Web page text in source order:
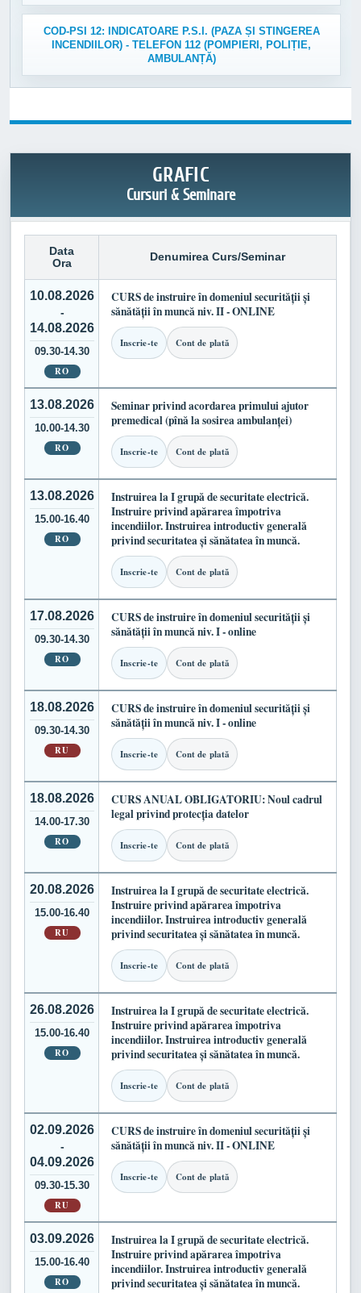
COD-PSI 12: INDICATOARE P.S.I. (PAZA ȘI STINGEREA
INCENDIILOR) - TELEFON 112 (POMPIERI, POLIȚIE,
AMBULANȚĂ)
GRAFIC
Cursuri & Seminare
Data
Ora
Denumirea Curs/Seminar
10.08.2026
-
14.08.2026
09.30-14.30
RO
CURS de instruire în domeniul securității și
sănătății în muncă niv. II - ONLINE
Inscrie-te Cont de plată
13.08.2026
10.00-14.30
RO
Seminar privind acordarea primului ajutor
premedical (pînă la sosirea ambulanței)
Inscrie-te Cont de plată
13.08.2026
15.00-16.40
RO
Instruirea la I grupă de securitate electrică.
Instruire privind apărarea împotriva
incendiilor. Instruirea introductiv generală
privind securitatea și sănătatea în muncă.
Inscrie-te Cont de plată
17.08.2026
09.30-14.30
RO
CURS de instruire în domeniul securității și
sănătății în muncă niv. I - online
Inscrie-te Cont de plată
18.08.2026
09.30-14.30
RU
CURS de instruire în domeniul securității și
sănătății în muncă niv. I - online
Inscrie-te Cont de plată
18.08.2026
14.00-17.30
RO
CURS ANUAL OBLIGATORIU: Noul cadrul
legal privind protecția datelor
Inscrie-te Cont de plată
20.08.2026
15.00-16.40
RU
Instruirea la I grupă de securitate electrică.
Instruire privind apărarea împotriva
incendiilor. Instruirea introductiv generală
privind securitatea și sănătatea în muncă.
Inscrie-te Cont de plată
26.08.2026
15.00-16.40
RO
Instruirea la I grupă de securitate electrică.
Instruire privind apărarea împotriva
incendiilor. Instruirea introductiv generală
privind securitatea și sănătatea în muncă.
Inscrie-te Cont de plată
02.09.2026
-
04.09.2026
09.30-15.30
RU
CURS de instruire în domeniul securității și
sănătății în muncă niv. II - ONLINE
Inscrie-te Cont de plată
03.09.2026
15.00-16.40
RO
Instruirea la I grupă de securitate electrică.
Instruire privind apărarea împotriva
incendiilor. Instruirea introductiv generală
privind securitatea și sănătatea în muncă.